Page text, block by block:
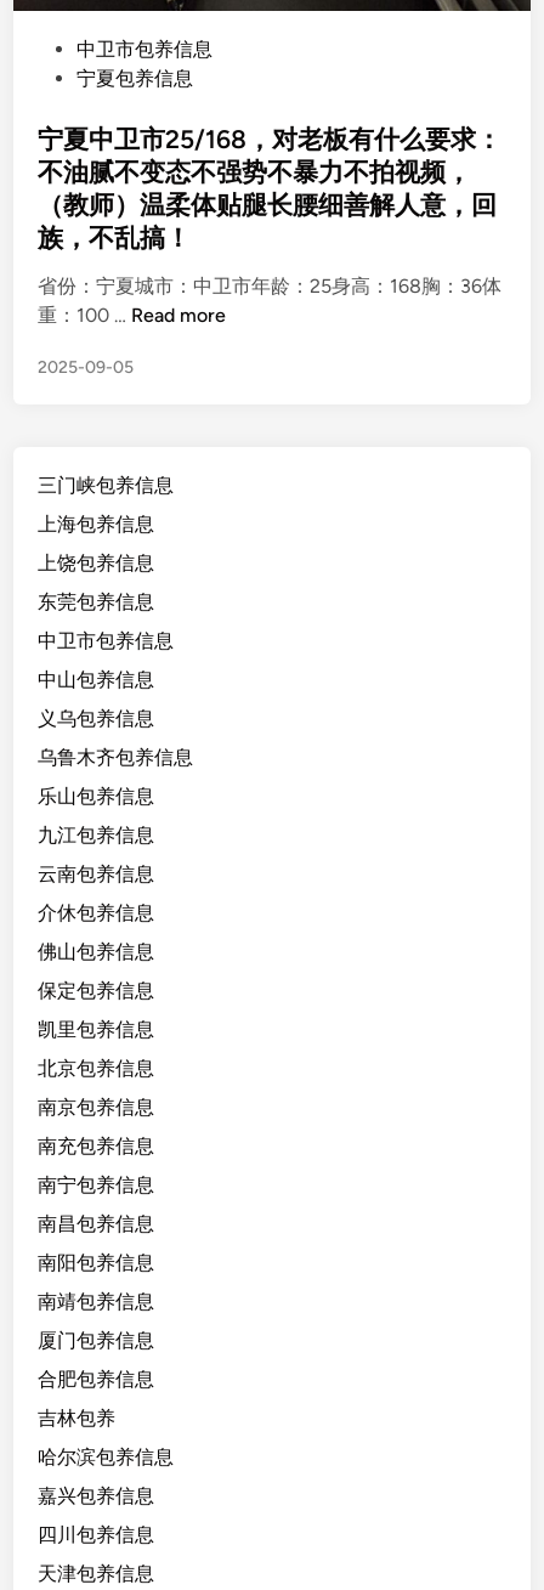
t
e
i
n
中卫市包养信息
宁夏包养信息
宁夏中卫市25/168，对老板有什么要求：
不油腻不变态不强势不暴力不拍视频，
（教师）温柔体贴腿长腰细善解人意，回
族，不乱搞！
省份：宁夏城市：中卫市年龄：25身高：168胸：36体
重：100 … 宁
中
5
/
6
8
，
老
板
有
么
要
求
不
油
腻
变
态
不
势
不
暴
不
拍
视
，
教
）
温
柔
Read more
2025-09-05
三门峡包养信息
上海包养信息
上饶包养信息
东莞包养信息
中卫市包养信息
中山包养信息
义乌包养信息
乌鲁木齐包养信息
乐山包养信息
九江包养信息
云南包养信息
介休包养信息
佛山包养信息
保定包养信息
凯里包养信息
北京包养信息
南京包养信息
南充包养信息
南宁包养信息
南昌包养信息
南阳包养信息
南靖包养信息
厦门包养信息
合肥包养信息
吉林包养
哈尔滨包养信息
嘉兴包养信息
四川包养信息
天津包养信息